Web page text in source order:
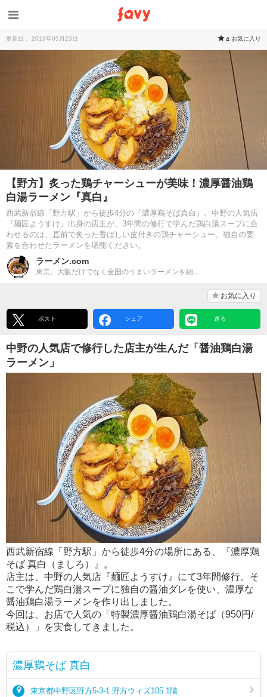
更新日： 2019年05月23日 4 お気に入り
【野方】炙った鶏チャーシューが美味！濃厚醤油鶏
白湯ラーメン『真白』
西武新宿線「野方駅」から徒歩4分の『濃厚鶏そば真白』。中野の人気店
『麺匠ようすけ』出身の店主が、3年間の修行で学んだ鶏白湯スープに合
わせるのは、直前で炙った香ばしい皮付きの鶏チャーシュー。独自の要
素を合わせたラーメンを堪能ください。
ラーメン.com
東京、大阪だけでなく全国のうまいラーメンを紹...
お気に入り
ポスト シェア 送る
中野の人気店で修行した店主が生んだ「醤油鶏白湯
ラーメン」
西武新宿線「野方駅」から徒歩4分の場所にある、『濃厚鶏
そば 真白（ましろ）』。
店主は、中野の人気店『麺匠ようすけ』にて3年間修行。そ
こで学んだ鶏白湯スープに独自の醤油ダレを使い、濃厚な
醤油鶏白湯ラーメンを作り出しました。
今回は、お店で人気の「特製濃厚醤油鶏白湯そば（950円/
税込）」を実食してきました。
濃厚鶏そば 真白
東京都中野区野方5-3-1 野方ウィズ105 1階